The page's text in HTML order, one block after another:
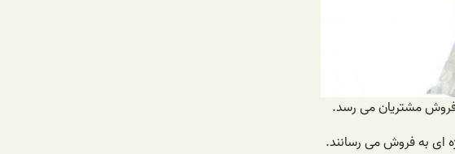
فروش مشتریان می رسد.
ای به فروش می رسانند.